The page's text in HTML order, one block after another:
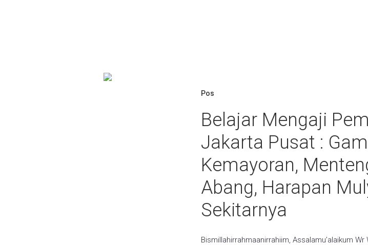
Pos
Belajar Mengaji
Jakarta Pusat :
Kemayoran,
Abang, Harapan
Sekitarnya
Bismillahirrahmaanirrahiim, Assalamu’alaikum